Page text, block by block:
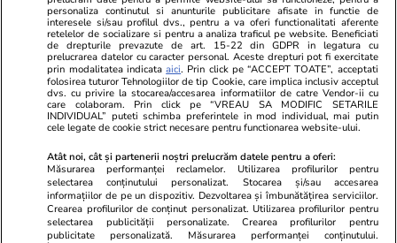
Libertateapentrufemei.ro
Felicitări, Filip! La ce liceu a intrat
fiul genial al Luminiței Anghel și
ce note a luat la Evaluarea
Națională. Ce a povestit solista
acum a stârnit un val de reacții
“Primul pe lista lui de…”
Avantaje.ro
Ea - 52, el -
s-au
rezistat. La
despărțirea
cum a
întrebare
ȘTIRI ROMÂNIA
personaliza continutul si anunturile publicitare afisate in functie de
interesele si/sau profilul dvs., pentru a va oferi functionalitati aferente
retelelor de socializare si pentru a analiza traficul pe website. Beneficiati
de drepturile prevazute de art. 15-22 din GDPR in legatura cu
prelucrarea datelor cu caracter personal. Aceste drepturi pot fi exercitate
prin modalitatea indicataaici. Prin click pe “ACCEPT TOATE”, acceptati
folosirea tuturor Tehnologiilor de tip Cookie, care implica inclusiv acceptul
dvs. cu privire la stocarea/accesarea informatiilor de catre Vendor-ii cu
care colaboram. Prin click pe “VREAU SA MODIFIC SETARILE
INDIVIDUAL” puteti schimba preferintele in mod individual, mai putin
cele legate de cookie strict necesare pentru functionarea website-ului.
Atât noi, cât și partenerii noștri prelucrăm datele pentru a oferi:
Măsurarea performanței reclamelor. Utilizarea profilurilor pentru
selectarea conținutului personalizat. Stocarea și/sau accesarea
informațiilor de pe un dispozitiv. Dezvoltarea și îmbunătățirea serviciilor.
Crearea profilurilor de conținut personalizat. Utilizarea profilurilor pentru
selectarea publicității personalizate. Crearea profilurilor pentru
publicitate personalizată. Măsurarea performanței conținutului.